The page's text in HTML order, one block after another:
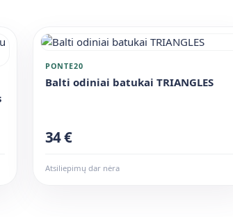
PONTE20
Balti odiniai batukai TRIANGLES
34 €
Atsiliepimų dar nėra